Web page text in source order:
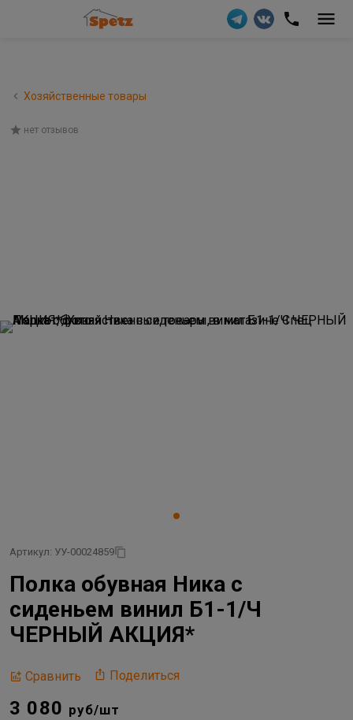
Хозяйственные товары
нет отзывов
Артикул: УУ-00024859
Полка обувная Ника с
сиденьем винил Б1-1/Ч
ЧЕРНЫЙ АКЦИЯ*
Сравнить Поделиться
3 080 руб/шт